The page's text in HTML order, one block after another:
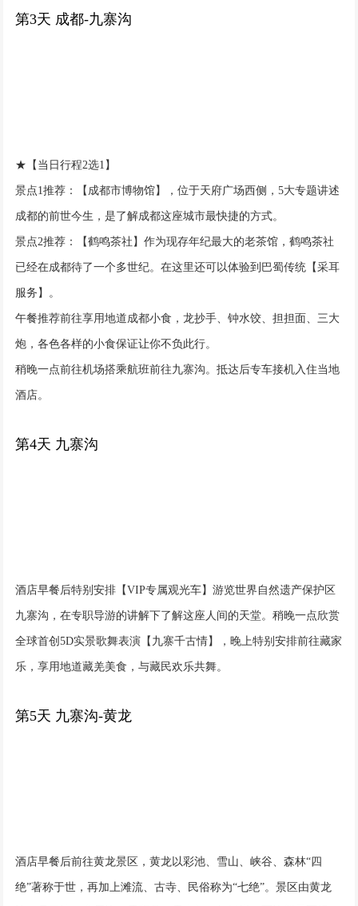
第3天 成都-九寨沟
★【当日行程2选1】
景点1推荐：【成都市博物馆】，位于天府广场西侧，5大专题讲述
成都的前世今生，是了解成都这座城市最快捷的方式。
景点2推荐：【鹤鸣茶社】作为现存年纪最大的老茶馆，鹤鸣茶社
已经在成都待了一个多世纪。在这里还可以体验到巴蜀传统【采耳
服务】。
午餐推荐前往享用地道成都小食，龙抄手、钟水饺、担担面、三大
炮，各色各样的小食保证让你不负此行。
稍晚一点前往机场搭乘航班前往九寨沟。抵达后专车接机入住当地
酒店。
第4天 九寨沟
酒店早餐后特别安排【VIP专属观光车】游览世界自然遗产保护区
九寨沟，在专职导游的讲解下了解这座人间的天堂。稍晚一点欣赏
全球首创5D实景歌舞表演【九寨千古情】，晚上特别安排前往藏家
乐，享用地道藏羌美食，与藏民欢乐共舞。
第5天 九寨沟-黄龙
酒店早餐后前往黄龙景区，黄龙以彩池、雪山、峡谷、森林“四
绝”著称于世，再加上滩流、古寺、民俗称为“七绝”。景区由黄龙